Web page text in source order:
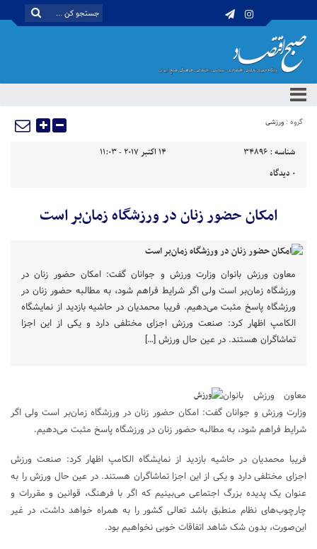
گروه : ورزشی
شناسه : 34896
14 اکتبر 2017 - 11:03
0 دیدگاه
امکان حضور زنان در ورزشگاه زمان‌بر است
معاون ورزش بانوان وزارت ورزش و جوانان گفت: امکان حضور زنان در
ورزشگاه زمان‌بر است ولی اگر شرایط فراهم شود، به مطالبه حضور زنان در
ورزشگاه پاسخ مثبت می‌دهیم. فریبا محمدیان در حاشیه بازدید از نمایشگاه
الکامپ اظهار کرد: صنعت ورزش اجزای مختلفی دارد و یکی از این اجزا
تماشاگران هستند. در عین حال ورزش […]
معاون ورزش بانوان
وزارت ورزش و جوانان گفت: امکان حضور زنان در ورزشگاه زمان‌بر است ولی اگر
شرایط فراهم شود، به مطالبه حضور زنان در ورزشگاه پاسخ مثبت می‌دهیم.
فریبا محمدیان در حاشیه بازدید از نمایشگاه الکامپ اظهار کرد: صنعت ورزش
اجزای مختلفی دارد و یکی از این اجزا تماشاگران هستند. در عین حال ورزش را به
عنوان یک پدیده بزرگ اجتماعی می‌بینیم که اگر با فرهنگ، قوانین و مقررات و
چارچوب‌های نظام منطبق باشد تعالی کشور را به همراه خواهد داشت، در غیر
این‌صورت، بدون شک شاهد اتفاقات خوبی نخواهیم بود.